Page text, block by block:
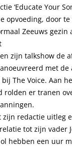
‘Educate Your
opvoeding, door
Zeeuws gezin
zijn talkshow de
met de
The Voice. Aan
rolden er tranen
redactie uitleg
tot zijn vader
hebben een uur